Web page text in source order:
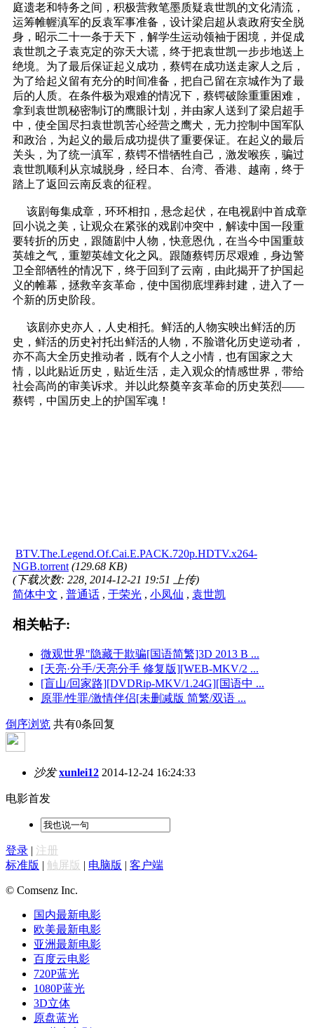
庭遗老和特务之间，积极营救笔墨质疑袁世凯的文化清流，
运筹帷幄滇军的反袁军事准备，设计梁启超从袁政府安全脱
身，昭示二十一条于天下，解学生运动领袖于困境，并促成
袁世凯之子袁克定的弥天大谎，终于把袁世凯一步步地送上
绝境。为了最后保证起义成功，蔡锷在成功送走家人之后，
为了给起义留有充分的时间准备，把自己留在京城作为了最
后的人质。在条件极为艰难的情况下，蔡锷破除重重困难，
拿到袁世凯秘密制订的鹰眼计划，并由家人送到了梁启超手
中，使全国尽扫袁世凯苦心经营之鹰犬，无力控制中国军队
和政治，为起义的最后成功提供了重要保证。在起义的最后
关头，为了统一滇军，蔡锷不惜牺牲自己，激发喉疾，骗过
袁世凯顺利从京城脱身，经日本、台湾、香港、越南，终于
踏上了返回云南反袁的征程。
该剧每集成章，环环相扣，悬念起伏，在电视剧中首成章
回小说之美，让观众在紧张的戏剧冲突中，解读中国一段重
要转折的历史，跟随剧中人物，快意恩仇，在当今中国重鼓
英雄之气，重塑英雄文化之风。跟随蔡锷历尽艰难，身边警
卫全部牺牲的情况下，终于回到了云南，由此揭开了护国起
义的帷幕，拯救辛亥革命，使中国彻底埋葬封建，进入了一
个新的历史阶段。
该剧亦史亦人，人史相托。鲜活的人物实映出鲜活的历
史，鲜活的历史衬托出鲜活的人物，不脸谱化历史逆动者，
亦不高大全历史推动者，既有个人之小情，也有国家之大
情，以此贴近历史，贴近生活，走入观众的情感世界，带给
社会高尚的审美诉求。并以此祭奠辛亥革命的历史英烈——
蔡锷，中国历史上的护国军魂！
BTV.The.Legend.Of.Cai.E.PACK.720p.HDTV.x264-
NGB.torrent (129.68 KB)
(下载次数: 228, 2014-12-21 19:51 上传)
简体中文 , 普通话 , 于荣光 , 小凤仙 , 袁世凯
相关帖子:
微观世界"隐藏于欺骗[国语简繁]3D 2013 B ...
[天亮·分手/天亮分手 修复版][WEB-MKV/2 ...
[盲山/回家路][DVDRip-MKV/1.24G][国语中 ...
原罪/性罪/激情伴侣[未删减版 简繁/双语 ...
倒序浏览 共有0条回复
沙发 xunlei12 2014-12-24 16:24:33
电影首发
登录 | 注册
标准版 | 触屏版 | 电脑版 | 客户端
© Comsenz Inc.
国内最新电影
欧美最新电影
亚洲最新电影
百度云电影
720P蓝光
1080P蓝光
3D立体
原盘蓝光